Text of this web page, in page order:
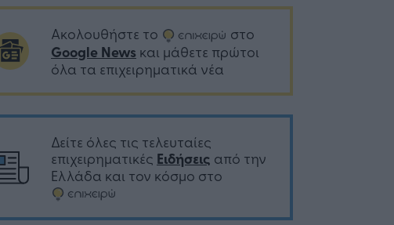
Ακολουθήστε το στο
Google News και μάθετε πρώτοι
όλα τα επιχειρηματικά νέα
Δείτε όλες τις τελευταίες
επιχειρηματικές Ειδήσεις από την
Ελλάδα και τον κόσμο στο